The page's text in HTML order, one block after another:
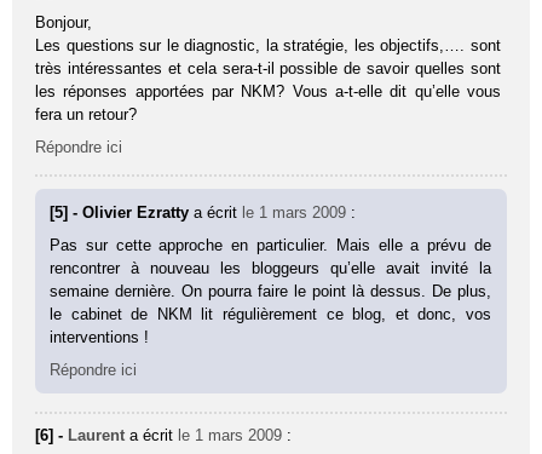
Bonjour,
Les questions sur le diagnostic, la stratégie, les objectifs,…. sont
très intéressantes et cela sera-t-il possible de savoir quelles sont
les réponses apportées par NKM? Vous a-t-elle dit qu’elle vous
fera un retour?
Répondre ici
[5] - Olivier Ezrattya écrit le 1 mars 2009 :
Pas sur cette approche en particulier. Mais elle a prévu de
rencontrer à nouveau les bloggeurs qu’elle avait invité la
semaine dernière. On pourra faire le point là dessus. De plus,
le cabinet de NKM lit régulièrement ce blog, et donc, vos
interventions !
Répondre ici
[6] - Laurent a écrit le 1 mars 2009 :